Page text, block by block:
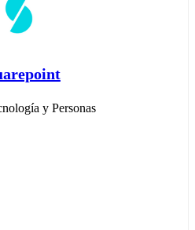
y Personas